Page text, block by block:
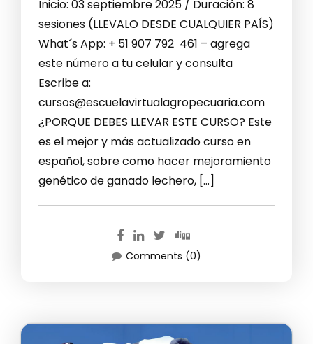
Inicio: 03 septiembre 2025 / Duración: 8
sesiones (LLEVALO DESDE CUALQUIER PAÍS)
What´s App: + 51 907 792 461 – agrega
este número a tu celular y consulta
Escribe a:
cursos@escuelavirtualagropecuaria.com
¿PORQUE DEBES LLEVAR ESTE CURSO? Este
es el mejor y más actualizado curso en
español, sobre como hacer mejoramiento
genético de ganado lechero, […]
Comments (0)